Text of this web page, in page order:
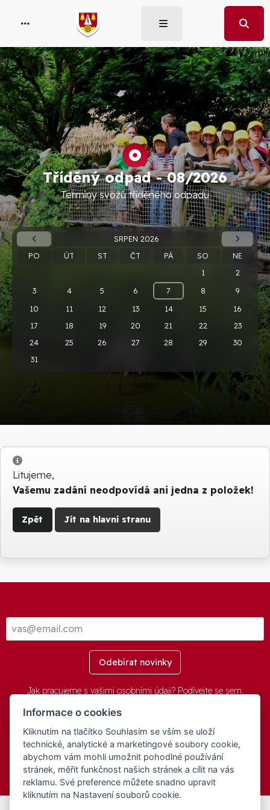
Tříděný odpad -08/2026
Termíny svozů tříděného odpadu
SRPEN 2026
PO
ÚT ST ČT PÁ SO
NE
1
2
3
4 5 6 7 8
9
10
11 12 13 14 15
16
17
18 19 20 21 22
23
24
25 26 27 28 29
30
31
Info
Litujeme,
Vašemu zadání neodpovídá ani jedna z položek!
Zpět Jít na hlavní stranu
Odebírat novinky
Jak pracujeme s vašimi osobními údaji? Podívejte se sem.
© 2016-2026 -aGovernment.cz&Obec Oznice. Software:
aGovernment, Verze:4.0.1.1 - Beta. Číslo Licence: 74274001
Všechna práva vyhrazenaOchrana osobních údajů,Přístupnost
Informace o cookies
Kliknutím na tlačítko Souhlasím se vším se uloží
technické, analytické a marketingové soubory cookie,
abychom vám mohli umožnit pohodlné používání
stránek, měřit funkčnost našich stránek a cílit na vás
reklamu. Své preference můžete snadno upravit
kliknutím na Nastavení souborů cookie.